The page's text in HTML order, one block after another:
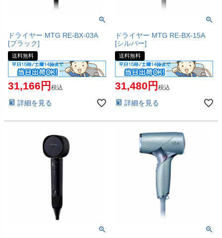
ドライヤー MTG RE-BX-03A
[ブラック]
送料無料
31,166 税込
詳細を見る
ドライヤー MTG RE-BX-15A
[シルバー]
送料無料
31,480 税込
詳細を見る